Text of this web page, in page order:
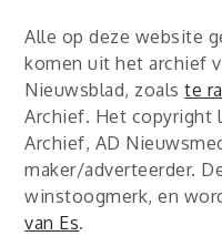
Alle op deze website
komen uit het archief
Nieuwsblad, zoalste
Archief. Het copyright
Archief, AD
maker/adverteerder.
winstoogmerk, en
van Es.